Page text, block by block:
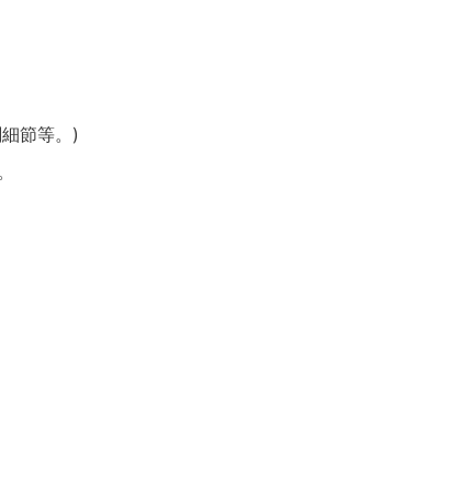
節等。)